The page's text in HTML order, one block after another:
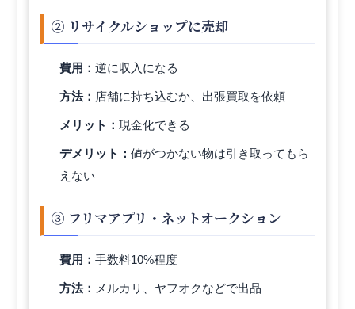
② リサイクルショップに売却
費用： 逆に収入になる
方法： 店舗に持ち込むか、出張買取を依頼
メリット： 現金化できる
デメリット： 値がつかない物は引き取ってもら
えない
③ フリマアプリ・ネットオークション
費用： 手数料10%程度
方法： メルカリ、ヤフオクなどで出品